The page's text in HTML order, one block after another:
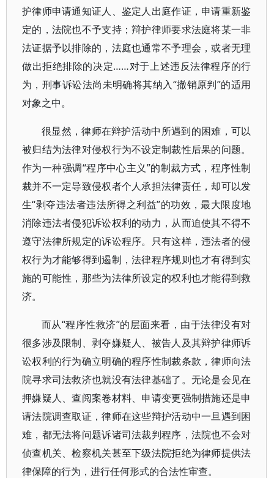
护律师申请通知证人、鉴定人出庭作证，申请重新鉴
定的，法院也不予支持；辩护律师要求法庭将某一非
法证据予以排除的，法庭也通常不予理会，或者无理
做出拒绝排除的决定……对于上述违反法律程序的行
为，刑事诉讼法尚未明确将其纳入“撤销原判”的适用
对象之中。
很显然，律师在辩护活动中所遇到的困难，可以
被归结为法律对侵权行为不设定制裁性后果的问题。
作为一种强调“程序中心主义”的制裁方式，程序性制
裁并不一定导致侵权者个人承担法律责任，却可以发
生“剥夺违法者违法所得之利益”的功效，最大限度地
消除违法者侵犯诉讼权利的动力，从而迫使其不得不
遵守法律所规定的诉讼程序。只有这样，违法者的侵
权行为才能够得到遏制，法律程序规则也才有得到实
施的可能性，那些为法律所设定的权利也才能得到救
济。
而从“程序性救济”的层面来看，由于法律没有对
很多涉及限制、剥夺嫌疑人、被告人及其辩护律师诉
讼权利的行为确立明确的程序性制裁条款，律师向法
院寻求司法救济也就没有法律基础了。无论是会见在
押嫌疑人、查阅案卷材料、申请变更强制措施还是申
请法院调查取证，律师在这些辩护活动中一旦遇到困
难，都无法将问题诉诸司法裁判程序，法院也不会对
侦查机关、检察机关甚至下级法院拒绝为律师提供法
律保障的行为，进行任何形式的合法性审查。